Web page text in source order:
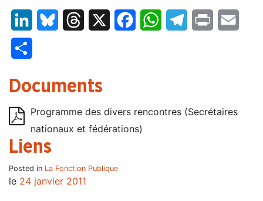
LinkedInBluesky Threads FacebookWhatsAppTelegram
Print
Documents
Programme des divers rencontres (Secrétaires
nationaux et fédérations)
Liens
Posted in La Fonction Publique
le 24 janvier 2011